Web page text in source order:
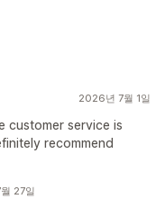
2026년 7월 1일
customer service is
recommend
27일